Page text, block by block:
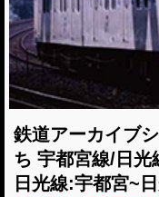
鉄道アーカイブ
ち 宇都宮線/日
日光線:宇都宮~